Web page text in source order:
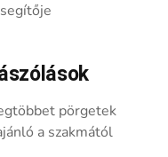
pörgetek
a szakmától